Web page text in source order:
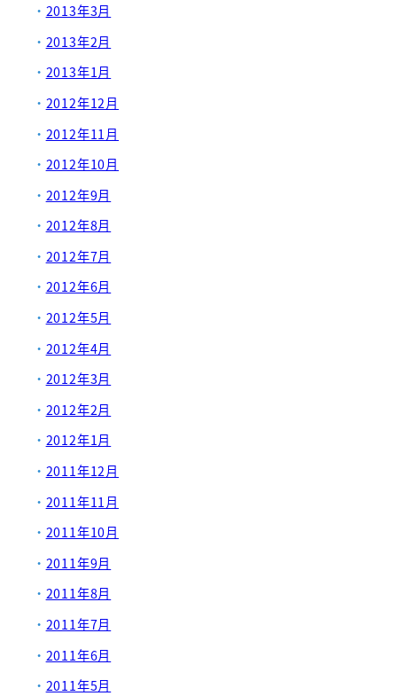
2013年3月
2013年2月
2013年1月
2012年12月
2012年11月
2012年10月
2012年9月
2012年8月
2012年7月
2012年6月
2012年5月
2012年4月
2012年3月
2012年2月
2012年1月
2011年12月
2011年11月
2011年10月
2011年9月
2011年8月
2011年7月
2011年6月
2011年5月